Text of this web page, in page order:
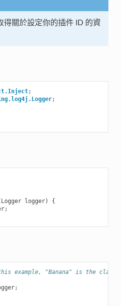
得關於設定你的插件 ID 的資
;
;
Logger logger)
{
;
example, "Banana" is the class
;